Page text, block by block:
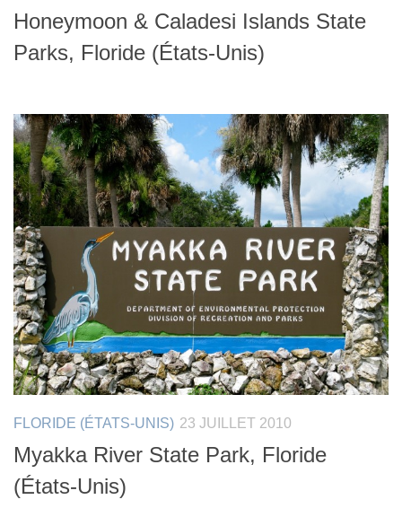
Honeymoon & Caladesi Islands State
Parks, Floride (États-Unis)
FLORIDE (ÉTATS-UNIS) 23 JUILLET 2010
Myakka River State Park, Floride
(États-Unis)